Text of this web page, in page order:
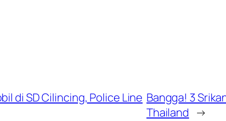
di SD Cilincing, Police Line Bangga! 3
Thailand →